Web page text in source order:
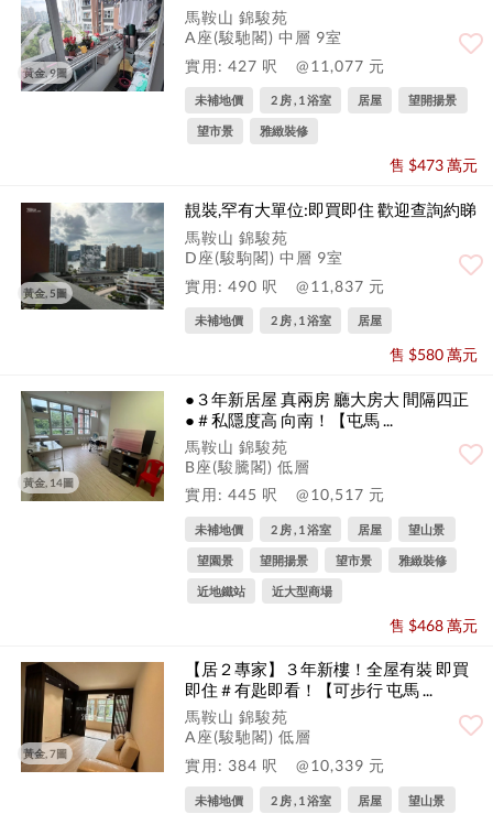
黃金, 9圖
馬鞍山 錦駿苑
A座(駿馳閣) 中層 9室
實用: 427 呎
@11,077 元
未補地價 2 房 , 1 浴室 居屋 望開揚景
望市景 雅緻裝修
售 $473 萬元
黃金, 5圖
靚裝,罕有大單位:即買即住 歡迎查詢約睇
馬鞍山 錦駿苑
D座(駿駒閣) 中層 9室
實用: 490 呎
@11,837 元
未補地價 2 房 , 1 浴室 居屋
售 $580 萬元
黃金, 14圖
●３年新居屋 真兩房 廳大房大 間隔四正
●＃私隱度高 向南！【屯馬 ...
馬鞍山 錦駿苑
B座(駿騰閣) 低層
實用: 445 呎
@10,517 元
未補地價 2 房 , 1 浴室 居屋 望山景
望園景 望開揚景 望市景 雅緻裝修
近地鐵站 近大型商場
售 $468 萬元
黃金, 7圖
【居２專家】３年新樓！全屋有裝 即買
即住＃有匙即看！【可步行 屯馬 ...
馬鞍山 錦駿苑
A座(駿馳閣) 低層
實用: 384 呎
@10,339 元
未補地價 2 房 , 1 浴室 居屋 望山景